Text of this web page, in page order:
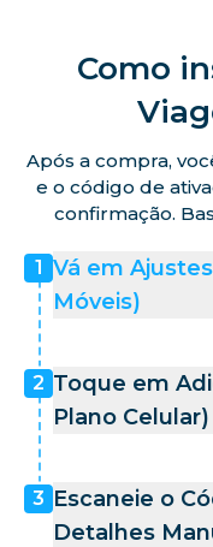
Como
Após a compra,
e o código de
confirmação.
1 Vá em
Móveis)
2 Toque em
Plano Celular)
3 Escaneie o
Detalhes